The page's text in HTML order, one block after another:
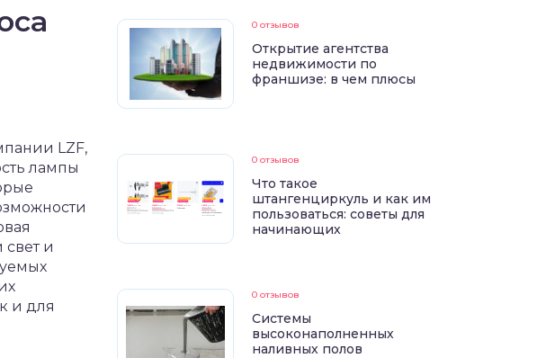
LZF,
лампы
и
и для
0 отзывов
Открытие агентства
недвижимости по
франшизе: в чем плюсы
0 отзывов
Что такое
штангенциркуль и как им
пользоваться: советы для
начинающих
0 отзывов
Системы
высоконаполненных
наливных полов